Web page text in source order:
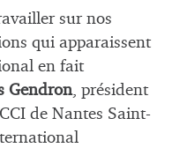
sur nos
qui apparaissent
en fait
Gendron, président
de Nantes Saint-